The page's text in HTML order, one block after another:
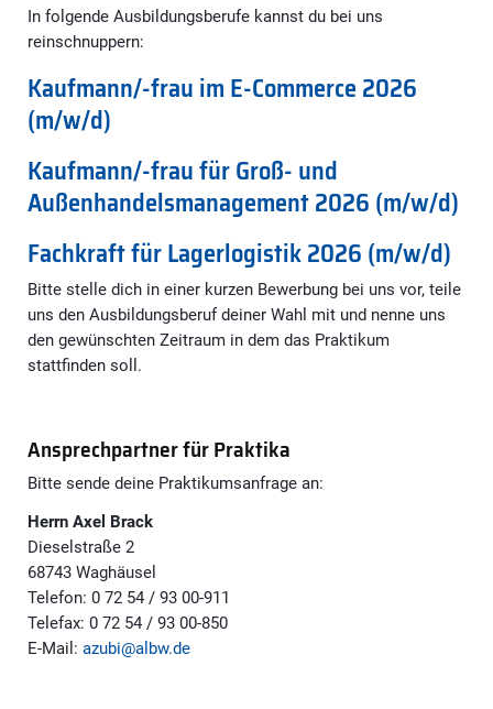
In folgende Ausbildungsberufe kannst du bei uns
reinschnuppern:
Kaufmann/-frau im E-Commerce 2026
(m/w/d)
Kaufmann/-frau für Groß- und
Außenhandelsmanagement 2026 (m/w/d)
Fachkraft für Lagerlogistik 2026 (m/w/d)
Bitte stelle dich in einer kurzen Bewerbung bei uns vor, teile
uns den Ausbildungsberuf deiner Wahl mit und nenne uns
den gewünschten Zeitraum in dem das Praktikum
stattfinden soll.
Ansprechpartner für Praktika
Bitte sende deine Praktikumsanfrage an:
Herrn Axel Brack
Dieselstraße 2
68743 Waghäusel
Telefon: 0 72 54 / 93 00-911
Telefax: 0 72 54 / 93 00-850
E-Mail: azubi@albw.de